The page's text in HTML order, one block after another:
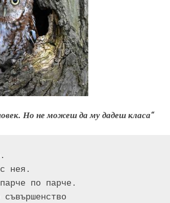
Но не можеш да му дадеш класа“
нея.
по парче.